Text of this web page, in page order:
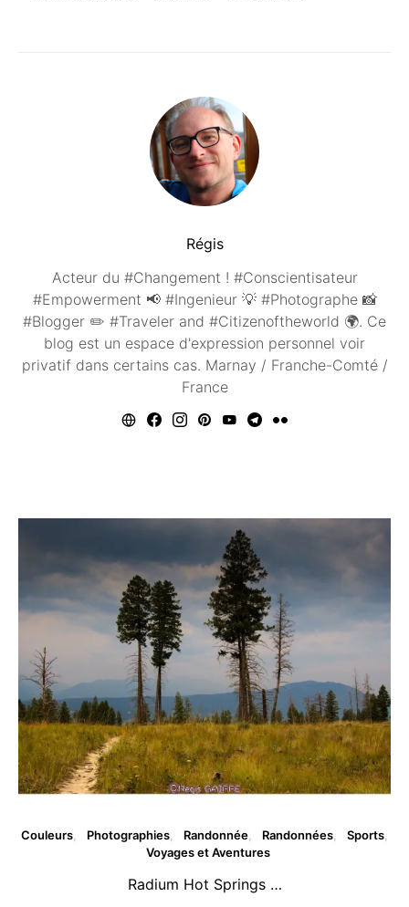
Régis
Acteur du #Changement ! #Conscientisateur
#Empowerment 📢 #Ingenieur 💡 #Photographe 📸
#Blogger ✏️ #Traveler and #Citizenoftheworld 🌍. Ce
blog est un espace d'expression personnel voir
privatif dans certains cas. Marnay / Franche-Comté /
France
Couleurs Photographies Randonnée Randonnées
Sports
Voyages et Aventures
Radium Hot Springs …